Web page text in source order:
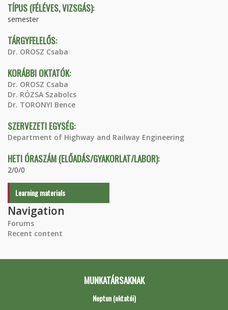
TÍPUS (FÉLÉVES, VIZSGÁS):
semester
TÁRGYFELELŐS:
Dr. OROSZ Csaba
KORÁBBI OKTATÓK:
Dr. OROSZ Csaba
Dr. RÓZSA Szabolcs
Dr. TORONYI Bence
SZERVEZETI EGYSÉG:
Department of Highway and Railway Engineering
HETI ÓRASZÁM (ELŐADÁS/GYAKORLAT/LABOR):
2/0/0
Learning materials
Navigation
Forums
Recent content
MUNKATÁRSAKNAK
Neptun (oktatói)